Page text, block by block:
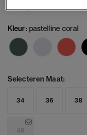
€119,99
Kleur: pastelline coral
Selecteren Maat:
34 36 38
48